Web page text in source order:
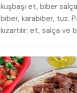
kuşbaşı et, biber
biber, karabiber, tuz.
kızartılır; et, salça ve